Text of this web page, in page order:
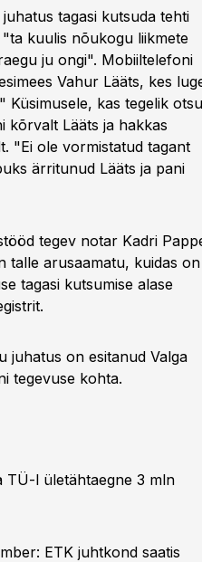
tagasi kutsuda tehti
kuulis nõukogu liikmete
ju ongi". Mobiiltelefoni
Vahur Lääts, kes
Küsimusele, kas tegelik
kõrvalt Lääts ja hakkas
"Ei ole vormistatud tagant
ärritunud Lääts ja pani
tegev notar Kadri
talle arusaamatu, kuidas on
tagasi kutsumise alase
juhatus on esitanud Valga
tegevuse kohta.
TÜ-l ületähtaegne 3 mln
ETK juhtkond saatis